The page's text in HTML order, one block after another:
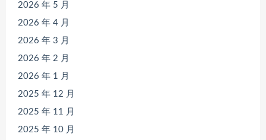
2026 年 5 月
2026 年 4 月
2026 年 3 月
2026 年 2 月
2026 年 1 月
2025 年 12 月
2025 年 11 月
2025 年 10 月